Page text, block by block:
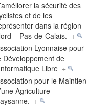
la sécurité des
et de les
dans la région
– Pas-de-Calais. +
Lyonnaise pour
Développement de
Libre +
pour le Maintien
Agriculture
+